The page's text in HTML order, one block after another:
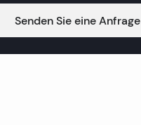
Senden Sie eine Anfrage